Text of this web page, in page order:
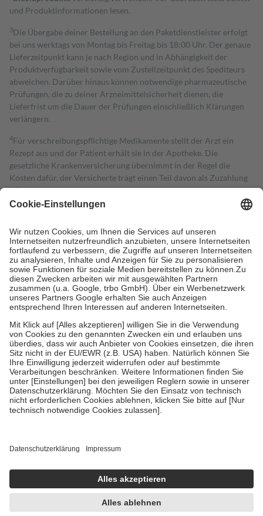
und Produktinformationen lesen.
3Die Übergabe deiner Bestellung an den Paketdienstleister erfolgt
bei uns werktags von Montag bis Freitag bis 18:00 Uhr. Der genaue
Lieferzeitpunkt kann je nach Region und in Abhängigkeit der
Produktverfügbarkeit sowie vom Zustellzeitpunkt des Spediteurs
abweichen. Darüber hinaus können notwendige pharmazeutische
Prüfungen, die zu deiner Arzneimittelsicherheit dienen, die
Lieferfrist um die Dauer der Prüfungen einschließlich Klärungen
verlängern.
4Für verschreibungspflichtige Medikamente stellt der Arzt ein
Rezept aus und der Patient erhält sie in der Apotheke. Die
gesetzliche Krankenversicherung übernimmt in der Regel die
Kosten dafür, der Versicherte trägt einen Teil davon als Zuzahlung
mit.
Grundsätzlich leisten Mitglieder Zuzahlungen in Höhe von zehn
höchstens zehn Euro.
Es sind jedoch nie mehr als die tatsächlichen
Kosten der Leistung zu entrichten.
Diese Regeln gelten grundsätzlich auch für Online-Apotheken.
Bei Heilmitteln und häuslicher Krankenpflege beträgt die
Zuzahlung zehn Prozent der Kosten sowie zehn Euro je
Verordnung.
Um das Engagement der Versicherten für ihre eigene Gesundheit zu
stärken und die besondere Stellung der Familie zu unterstützen,
fallenkeine Zuzahlungenan bei:
• Kindern und Jugendlichen bis zum vollendeten 18. Lebensjahr
mit Ausnahme der Fahrkosten
• Untersuchungen zur Vorsorge und Früherkennung, die von der
GKV getragen werden
• empfohlenen Schutzimpfungen
• Harn- und Blutteststreifen
getroffen, um sicherzustellen, dass es sich um echte Bewertungen
https://help.etrusted.com/hc/de/articles/4419944605341
Einige Bilder und Inhalte wurden unter Zuhilfenahme künstlicher